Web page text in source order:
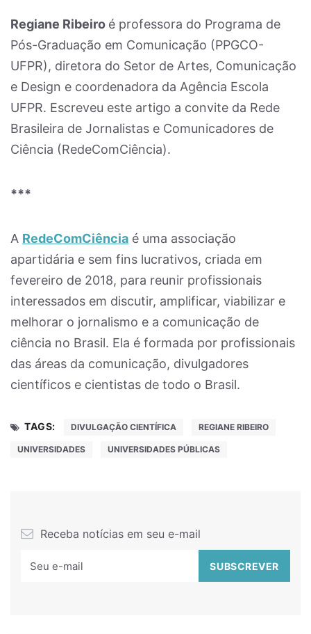
Regiane Ribeiro é professora do Programa de
Pós-Graduação em Comunicação (PPGCO-
UFPR), diretora do Setor de Artes, Comunicação
e Design e coordenadora da Agência Escola
UFPR. Escreveu este artigo a convite da Rede
Brasileira de Jornalistas e Comunicadores de
Ciência (RedeComCiência).
***
A RedeComCiência é uma associação
apartidária e sem fins lucrativos, criada em
fevereiro de 2018, para reunir profissionais
interessados em discutir, amplificar, viabilizar e
melhorar o jornalismo e a comunicação de
ciência no Brasil. Ela é formada por profissionais
das áreas da comunicação, divulgadores
científicos e cientistas de todo o Brasil.
TAGS: DIVULGAÇÃO CIENTÍFICA REGIANE RIBEIRO
UNIVERSIDADES UNIVERSIDADES PÚBLICAS
Receba notícias em seu e-mail